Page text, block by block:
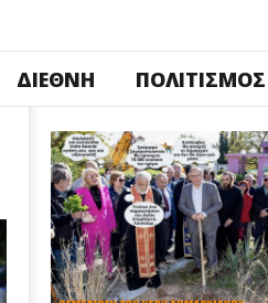
ΔΙΕΘΝΉ ΠΟΛΙΤΙΣΜΌΣ